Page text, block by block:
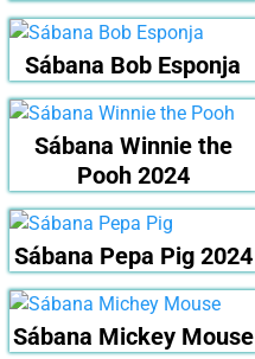
Sábana Bob Esponja
Sábana Winnie the
Pooh 2024
Sábana Pepa Pig 2024
Sábana Mickey Mouse